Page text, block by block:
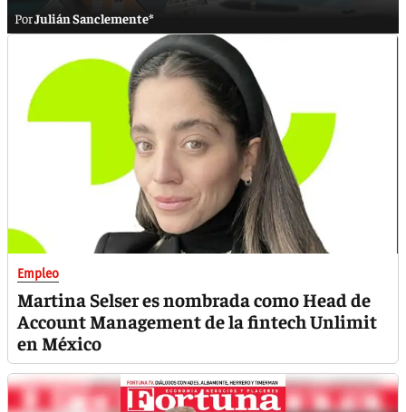
Julián Sanclemente*
Empleo
Martina Selser es nombrada como Head de
Account Management de la fintech Unlimit
en México